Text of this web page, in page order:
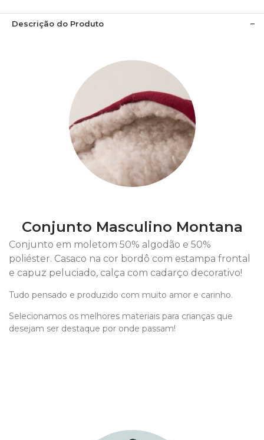
Descrição do Produto
Conjunto Masculino Montana
Conjunto em moletom 50% algodão e 50%
poliéster. Casaco na cor bordô com estampa frontal
e capuz peluciado, calça com cadarço decorativo!
Tudo pensado e produzido com muito amor e carinho.
Selecionamos os melhores materiais para crianças que
desejam ser destaque por onde passam!